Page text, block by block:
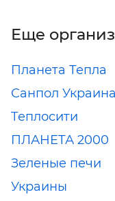
Еще
Планета Тепла
Санпол Украина
Теплосити
ПЛАНЕТА 2000
Зеленые печи
Украины